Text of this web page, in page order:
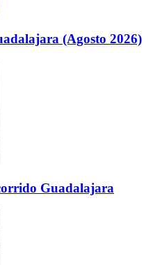
(Agosto 2026)
Guadalajara